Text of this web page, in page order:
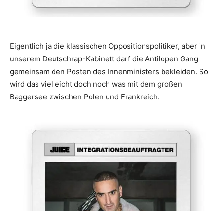
Eigentlich ja die klassischen Oppositionspolitiker, aber in
unserem Deutschrap-Kabinett darf die Antilopen Gang
gemeinsam den Posten des Innenministers bekleiden. So
wird das vielleicht doch noch was mit dem großen
Baggersee zwischen Polen und Frankreich.